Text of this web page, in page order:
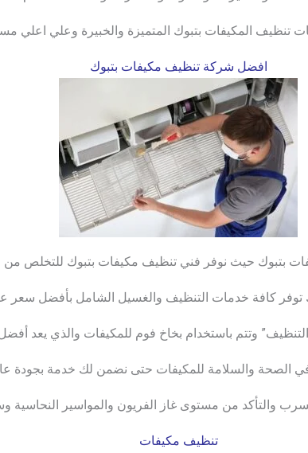
تنظيف المكيفات بتبوك المتميزة والخبيرة وعلي اعلي
افضل شركة تنظيف مكيفات بتبوك
بتبوك حيث نوفر فني تنظيف مكيفات بتبوك للتخلص
كافة خدمات التنظيف والغسيل الشامل بأفضل سعر
وتتم باستخدام بخاخ فوم للمكيفات والذي يعد
والسلامة للمكيفات حتى نضمن لك خدمة بجودة عالية
والتأكد من مستوى غاز الفريون والمواسير النحاسية
تنظيف مكيفات